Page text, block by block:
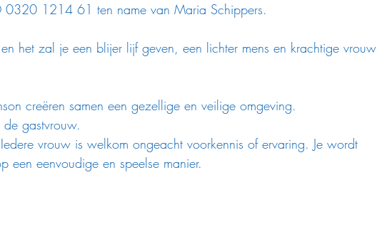
0320 1214 61 ten name van Maria Schippers.
het zal je een blijer lijf geven, een lichter mens en krachtige vrouw
creëren samen een gezellige en veilige omgeving.
gastvrouw.
vrouw is welkom ongeacht voorkennis of ervaring. Je wordt
een eenvoudige en speelse manier.